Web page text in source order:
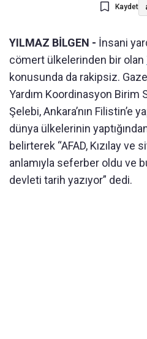
Kaydet
YILMAZ BİLGEN - İnsani
cömert ülkelerinden bir olan
konusunda da rakipsiz.
Yardım Koordinasyon
Şelebi, Ankara’nın Filistin’e
dünya ülkelerinin
belirterek “AFAD, Kızılay ve
anlamıyla seferber oldu ve
devleti tarih yazıyor” dedi.